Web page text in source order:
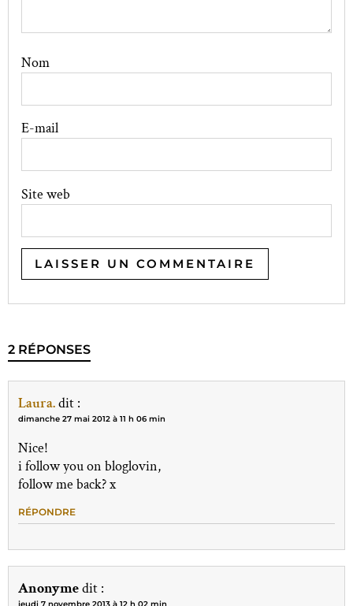
Nom
E-mail
Site web
2 RÉPONSES
Laura.dit :
dimanche 27 mai 2012 à 11 h 06 min
Nice!
i follow you on bloglovin,
follow me back? x
RÉPONDRE
Anonymedit :